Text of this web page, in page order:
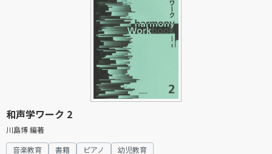
和声学ワーク 2
川島博 編著
音楽教育
書籍 ピアノ 幼児教育